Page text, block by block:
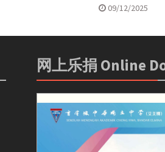
09/12/2025
网上乐捐 Online